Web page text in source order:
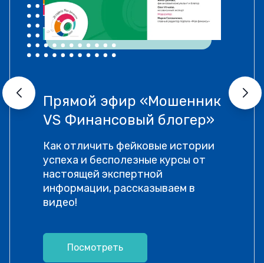
Прямой эфир «Мошенник
VS Финансовый блогер»
Как отличить фейковые истории
успеха и бесполезные курсы от
настоящей экспертной
информации, рассказываем в
видео!
Посмотреть